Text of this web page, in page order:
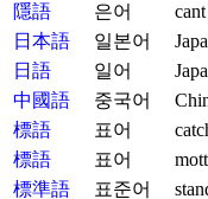
隱語
은어
cant
日本語
일본어
日語
일어
中國語
중국어
標語
표어
標語
표어
標準語
표준어